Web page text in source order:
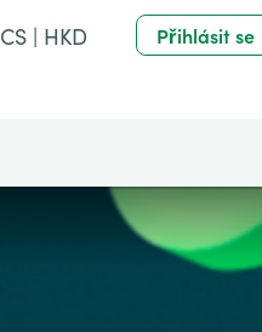
CS | HKD Přihlásit se